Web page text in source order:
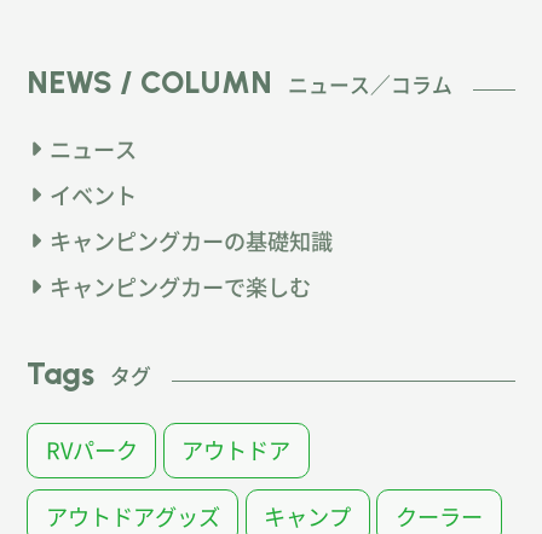
NEWS / COLUMN ニュース／コラム
ニュース
イベント
キャンピングカーの基礎知識
キャンピングカーで楽しむ
Tags タグ
RVパーク アウトドア
アウトドアグッズ キャンプ クーラー